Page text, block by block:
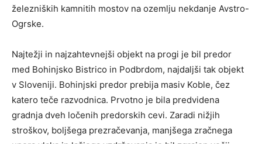
železniških kamnitih mostov na ozemlju nekdanje Avstro-
Ogrske.
Najtežji in najzahtevnejši objekt na progi je bil predor
med Bohinjsko Bistrico in Podbrdom, najdaljši tak objekt
v Sloveniji. Bohinjski predor prebija masiv Koble, čez
katero teče razvodnica. Prvotno je bila predvidena
gradnja dveh ločenih predorskih cevi. Zaradi nižjih
stroškov, boljšega prezračevanja, manjšega zračnega